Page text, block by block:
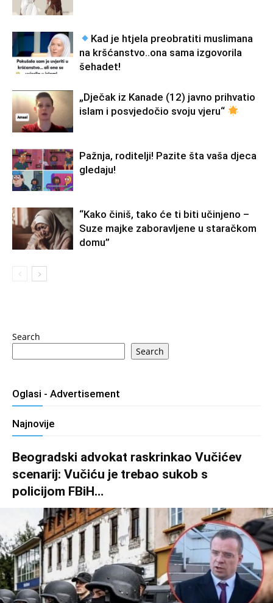
Kad je htjela preobratiti muslimana
na kršćanstvo..ona sama izgovorila
šehadet!
„Dječak iz Kanade (12) javno prihvatio
islam i posvjedočio svoju vjeru“
Pažnja, roditelji! Pazite šta vaša djeca
gledaju!
“Kako činiš, tako će ti biti učinjeno –
Suze majke zaboravljene u staračkom
domu”
Search
Search
Oglasi - Advertisement
Najnovije
Beogradski advokat raskrinkao Vučićev
scenarij: Vučiću je trebao sukob s
policijom FBiH…